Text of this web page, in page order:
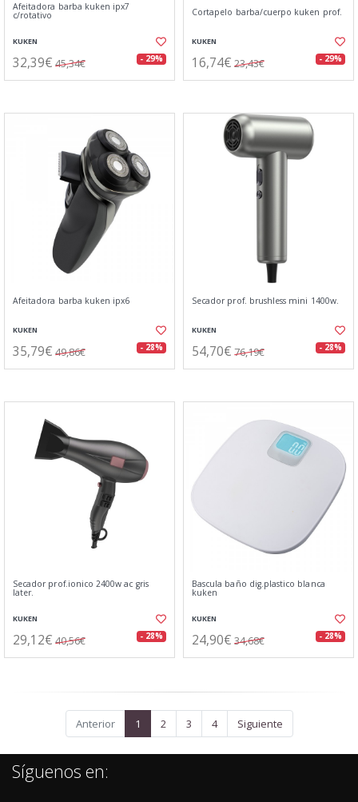
Afeitadora barba kuken ipx7
c/rotativo
KUKEN
32,39€ 45,34€ - 29%
Cortapelo barba/cuerpo kuken prof.
KUKEN
16,74€ 23,43€ - 29%
Afeitadora barba kuken ipx6
KUKEN
35,79€ 49,86€ - 28%
Secador prof. brushless mini 1400w.
KUKEN
54,70€ 76,19€ - 28%
Secador prof.ionico 2400w ac gris
later.
KUKEN
29,12€ 40,56€ - 28%
Bascula baño dig.plastico blanca
kuken
KUKEN
24,90€ 34,68€ - 28%
Anterior 1 2 3 4 Siguiente
Síguenos en: